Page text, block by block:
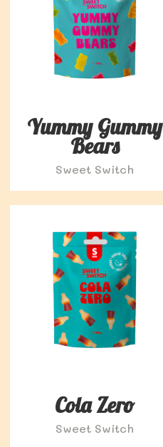
Yummy Gummy
Bears
Sweet Switch
Cola Zero
Sweet Switch